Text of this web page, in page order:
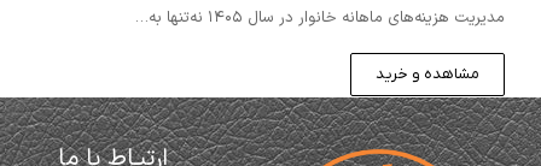
مدیریت هزینه‌های ماهانه خانوار در سال ۱۴۰۵ نه‌تنها به…
مشاهده و خرید
ارتبـاط با ما